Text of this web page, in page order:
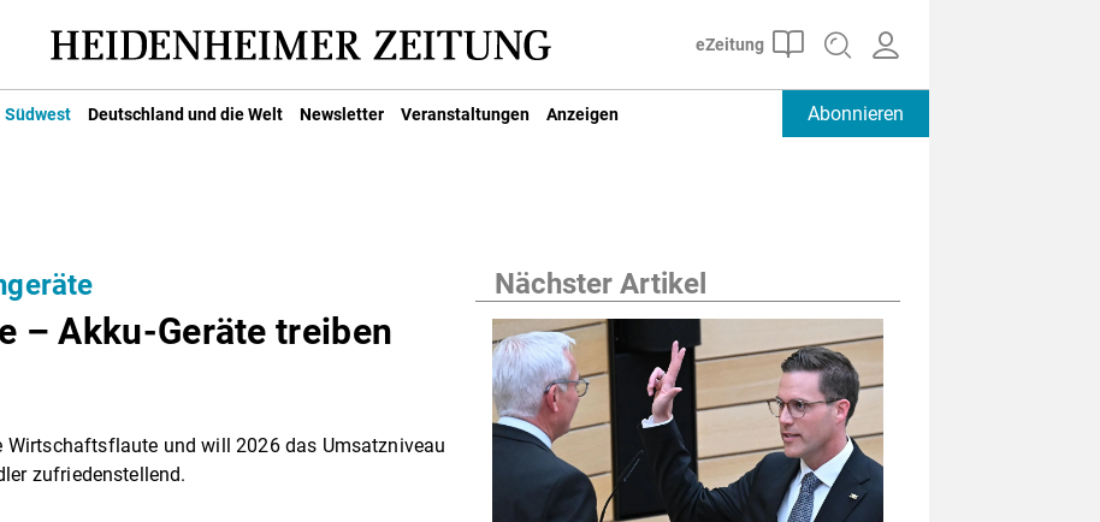
Südwest Deutschland und die Welt Newsletter Veranstaltungen Anzeigen Abonnieren
– Akku-Geräte treiben
Wirtschaftsflaute und will 2026 das Umsatzniveau
zufriedenstellend.
Nächster Artikel